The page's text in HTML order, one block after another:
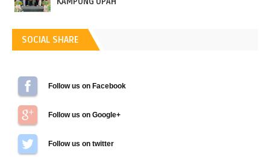
SOCIAL SHARE
Follow us on Facebook
Follow us on Google+
Follow us on Twitter